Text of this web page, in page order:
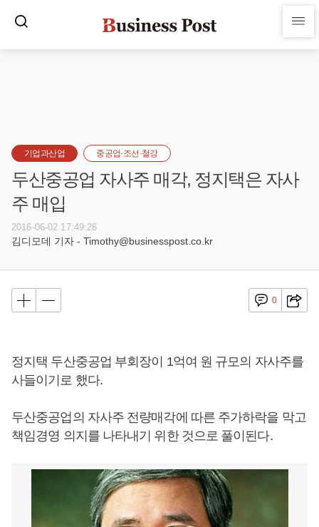
기업과산업 중공업·조선·철강
두산중공업 자사주 매각, 정지택은 자사
주 매입
2016-06-02 17:49:26
김디모데 기자 - Timothy@businesspost.co.kr
0
정지택 두산중공업 부회장이 1억여 원 규모의 자사주를
사들이기로 했다.
두산중공업의 자사주 전량매각에 따른 주가하락을 막고
책임경영 의지를 나타내기 위한 것으로 풀이된다.